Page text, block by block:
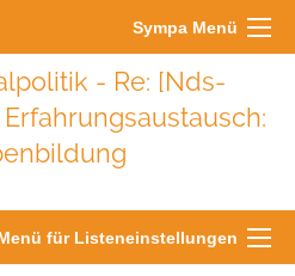
Sympa Menü
- Re: [Nds-
Menü für Listeneinstellungen